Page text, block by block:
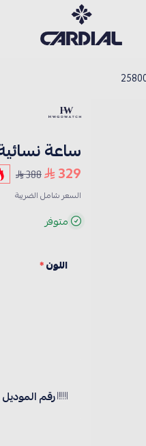
كارديــال
ساعة نسائية
329
388
السعر شامل الضريبة
متوفر
اللون*
رقم الموديل